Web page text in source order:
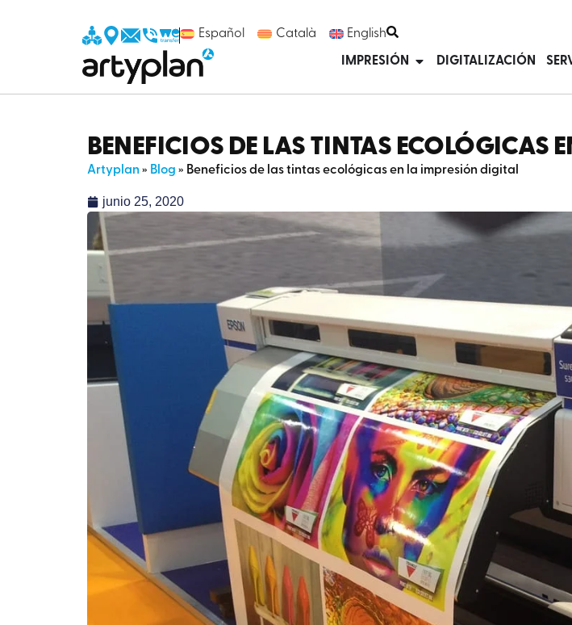
Español Català English
IMPRESIÓN DIGITALIZACIÓN
BENEFICIOS DE LAS TINTAS ECOLÓGICAS
Artyplan» Blog » Beneficios de las tintas ecológicas en la impresión digital
junio 25, 2020